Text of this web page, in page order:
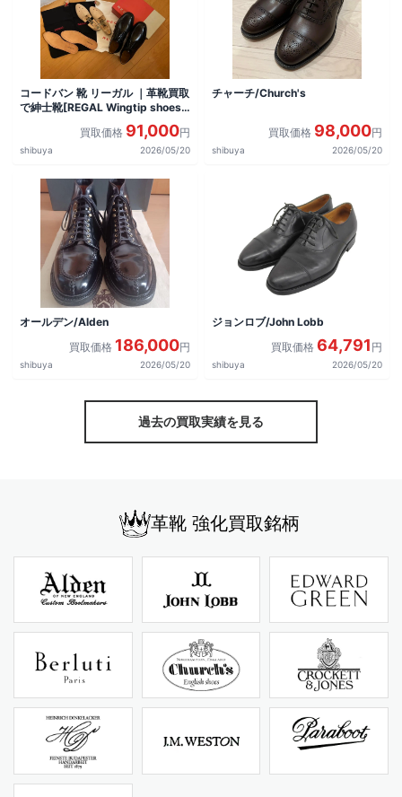
コードバン 靴 リーガル ｜革靴買取
で紳士靴[REGAL Wingtip shoes]
買取価格 91,000円
shibuya 2026/05/20
チャーチ/Church's
買取価格 98,000円
shibuya 2026/05/20
オールデン/Alden
買取価格 186,000円
shibuya 2026/05/20
ジョンロブ/John Lobb
買取価格 64,791 円
shibuya 2026/05/20
過去の買取実績を見る
革靴 強化買取銘柄